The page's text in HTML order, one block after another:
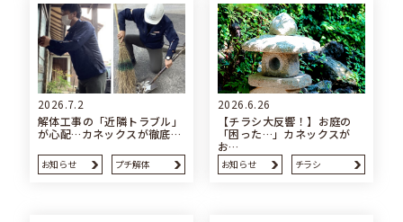
2026.7.2
解体工事の「近隣トラブル」
が心配…カネックスが徹底…
お知らせ プチ解体
2026.6.26
【チラシ大反響！】お庭の
「困った…」カネックスが
お…
お知らせ チラシ